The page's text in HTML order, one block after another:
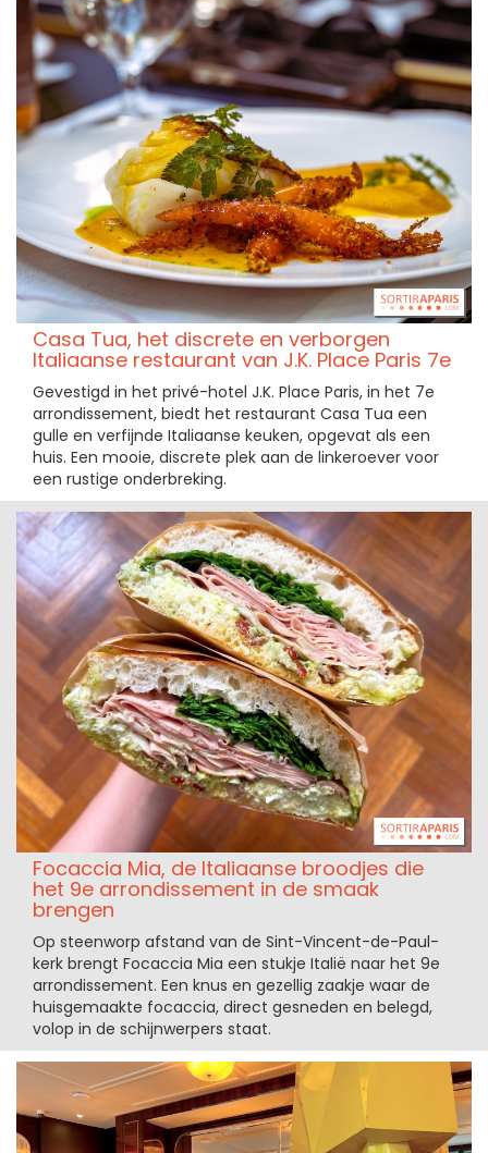
Casa Tua, het discrete en verborgen
Italiaanse restaurant van J.K. Place Paris 7e
Gevestigd in het privé-hotel J.K. Place Paris, in het 7e
arrondissement, biedt het restaurant Casa Tua een
gulle en verfijnde Italiaanse keuken, opgevat als een
huis. Een mooie, discrete plek aan de linkeroever voor
een rustige onderbreking.
Focaccia Mia, de Italiaanse broodjes die
het 9e arrondissement in de smaak
brengen
Op steenworp afstand van de Sint-Vincent-de-Paul-
kerk brengt Focaccia Mia een stukje Italië naar het 9e
arrondissement. Een knus en gezellig zaakje waar de
huisgemaakte focaccia, direct gesneden en belegd,
volop in de schijnwerpers staat.